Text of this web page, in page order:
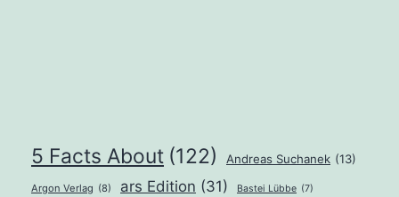
5 Facts About (122) Andreas Suchanek (13)
Argon Verlag (8) ars Edition (31) Bastei Lübbe (7)